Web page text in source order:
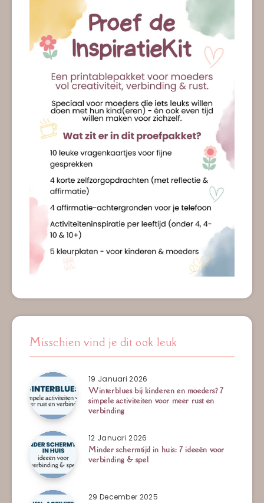
Misschien vind je dit ook leuk
19 Januari 2026
Winterblues bij kinderen en moeders? 7
simpele activiteiten voor meer rust en
verbinding
12 Januari 2026
Minder schermtijd in huis: 7 ideeën voor
verbinding & spel
29 December 2025